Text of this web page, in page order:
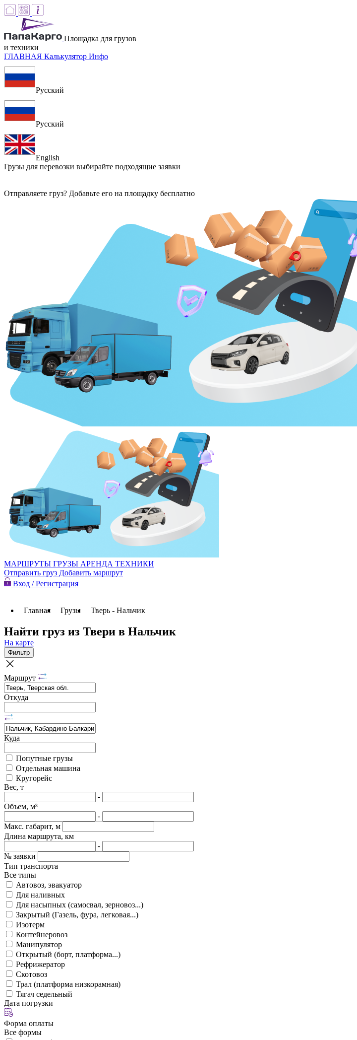
Площадка для грузов
и техники
ГЛАВНАЯ Калькулятор Инфо
Русский
Русский
English
Грузы для перевозки выбирайте подходящие заявки
Отправляете груз? Добавьте его на площадку бесплатно
МАРШРУТЫ ГРУЗЫ АРЕНДА ТЕХНИКИ
Отправить груз Добавить маршрут
Вход / Регистрация
Главная Грузы Тверь - Нальчик
Найти груз из Твери в Нальчик
На карте
Фильтр
Маршрут
Откуда
Куда
Попутные грузы
Отдельная машина
Кругорейс
Вес, т
-
Объем, м³
-
Макс. габарит, м
Длина маршрута, км
-
№ заявки
Тип транспорта
Все типы
Автовоз, эвакуатор
Для наливных
Для насыпных (самосвал, зерновоз...)
Закрытый (Газель, фура, легковая...)
Изотерм
Контейнеровоз
Манипулятор
Открытый (борт, платформа...)
Рефрижератор
Скотовоз
Трал (платформа низкорамная)
Тягач седельный
Дата погрузки
Форма оплаты
Все формы